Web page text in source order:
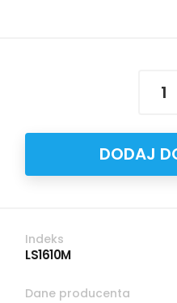
DODAJ
Indeks
LS1610M
Dane producenta